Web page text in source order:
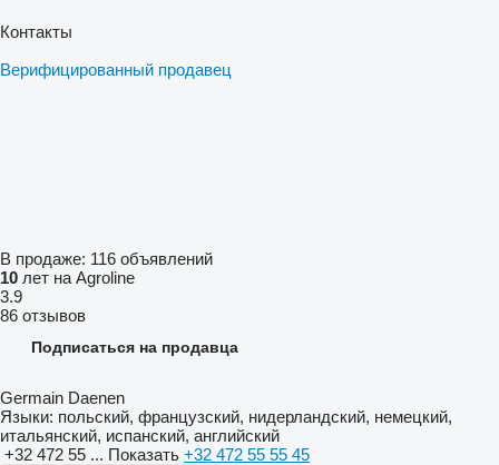
Контакты
Верифицированный продавец
В продаже: 116 объявлений
10 лет на Agroline
3.9
86 отзывов
Подписаться на продавца
Germain Daenen
Языки: польский, французский, нидерландский, немецкий,
итальянский, испанский, английский
+32 472 55 ... Показать +32 472 55 55 45